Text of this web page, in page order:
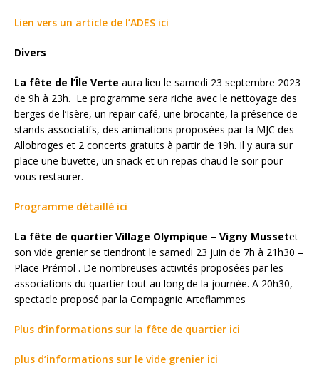
Lien vers un article de l’ADES ici
Divers
La fête de l’Île Verte aura lieu le samedi 23 septembre 2023
de 9h à 23h. Le programme sera riche avec le nettoyage des
berges de l’Isère, un repair café, une brocante, la présence de
stands associatifs, des animations proposées par la MJC des
Allobroges et 2 concerts gratuits à partir de 19h. Il y aura sur
place une buvette, un snack et un repas chaud le soir pour
vous restaurer.
Programme détaillé ici
La fête de quartier Village Olympique – Vigny Mussetet
son vide grenier se tiendront le samedi 23 juin de 7h à 21h30 –
Place Prémol . De nombreuses activités proposées par les
associations du quartier tout au long de la journée. A 20h30,
spectacle proposé par la Compagnie Arteflammes
Plus d’informations sur la fête de quartier ici
plus d’informations sur le vide grenier ici